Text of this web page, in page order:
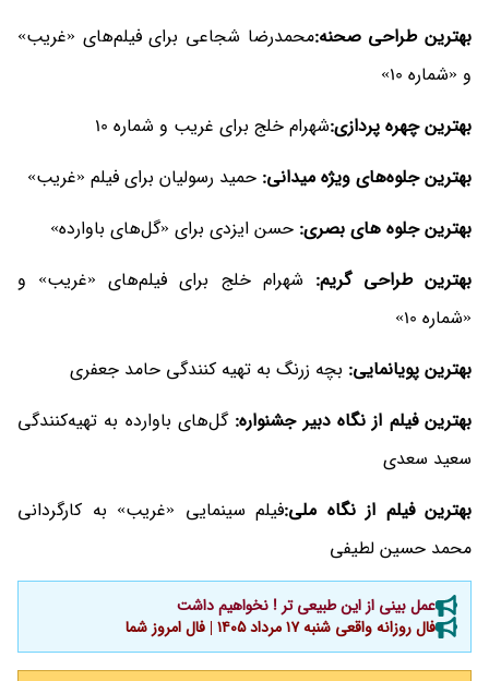
بهترین طراحی صحنه:محمدرضا شجاعی برای فیلم‌های «غریب»
و «شماره 10»
بهترین چهره پردازی:شهرام خلج برای غریب و شماره 10
بهترین جلوه‌های ویژه میدانی: حمید رسولیان برای فیلم «غریب»
بهترین جلوه های بصری: حسن ایزدی برای «گل‌های باوارده»
بهترین طراحی گریم: شهرام خلج برای فیلم‌های «غریب» و
«شماره 10»
بهترین پویانمایی: بچه زرنگ به تهیه کنندگی حامد جعفری
بهترین فیلم از نگاه دبیر جشنواره: گل‌های باوارده به تهیه‌کنندگی
سعید سعدی
بهترین فیلم از نگاه ملی:فیلم سینمایی «غریب» به کارگردانی
محمد حسین لطیفی
عمل بینی از این طبیعی تر ! نخواهیم داشت
فال روزانه واقعی شنبه ۱۷ مرداد ۱۴۰۵ | فال امروز شما